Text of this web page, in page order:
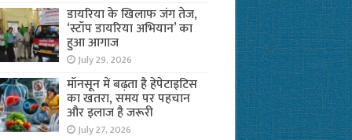
डायरिया के खिलाफ जंग तेज,
‘स्टॉप डायरिया अभियान’ का
हुआ आगाज
July 29, 2026
मॉनसून में बढ़ता है हेपेटाइटिस
का खतरा, समय पर पहचान
और इलाज है जरूरी
July 27, 2026